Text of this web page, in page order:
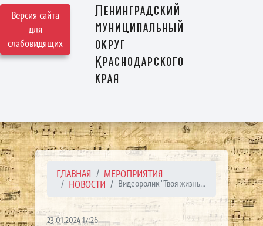
Версия сайта
для
слабовидящих
Ленинградский
муниципальный
округ
Краснодарского
края
ГЛАВНАЯ
МЕРОПРИЯТИЯ
НОВОСТИ
Видеоролик "Твоя жизнь...
23.01.2024 17:26